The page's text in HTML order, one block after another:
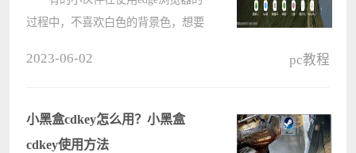
过程中，不喜欢白色的背景色，想要
一下edge浏览器网页改为黑色背景的
两种????
2023-06-02 pc教程
小黑盒cdkey怎么用？小黑盒
cdkey使用方法